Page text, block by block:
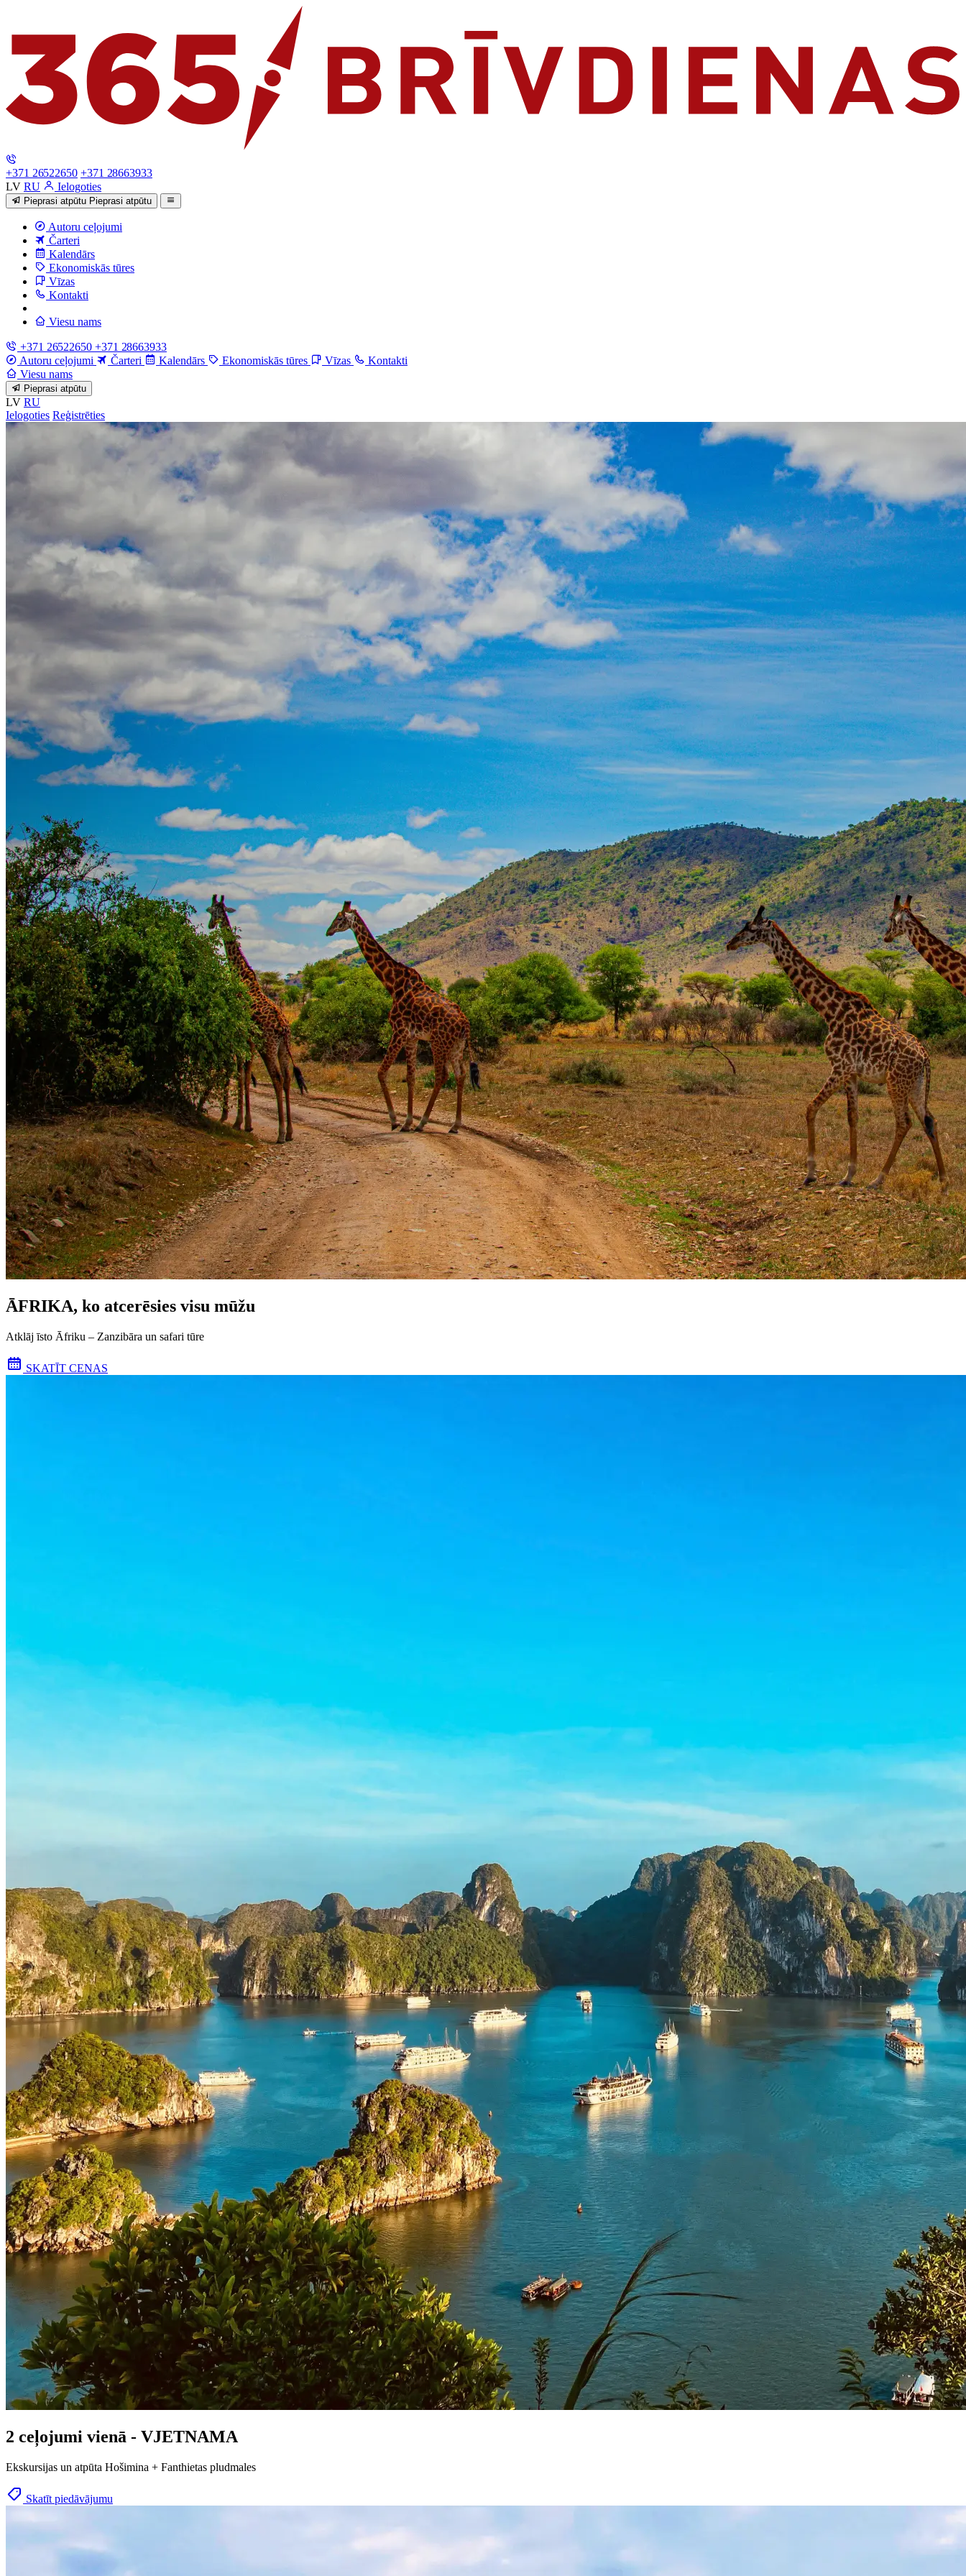
+371 26522650 +371 28663933
LV RU Ielogoties
Pieprasi atpūtu Pieprasi atpūtu
Autoru ceļojumi
Čarteri
Kalendārs
Ekonomiskās tūres
Vīzas
Kontakti
Viesu nams
+371 26522650 +371 28663933
Autoru ceļojumi
Čarteri Kalendārs Ekonomiskās tūres Vīzas
Kontakti
Viesu nams
Pieprasi atpūtu
LV RU
Ielogoties Reģistrēties
ĀFRIKA, ko atcerēsies visu mūžu
Atklāj īsto Āfriku – Zanzibāra un safari tūre
SKATĪT CENAS
2 ceļojumi vienā - VJETNAMA
Ekskursijas un atpūta Hošimina + Fanthietas pludmales
Skatīt piedāvājumu